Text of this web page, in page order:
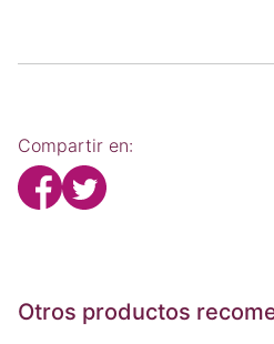
Compartir en:
Otros productos